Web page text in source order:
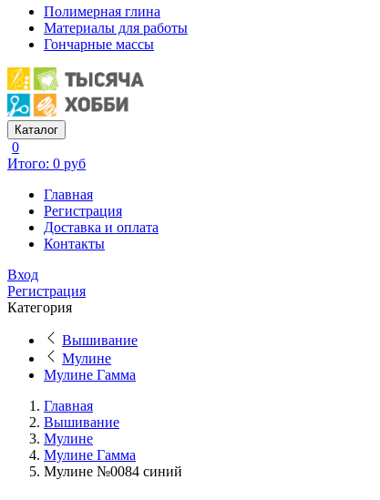
Полимерная глина
Материалы для работы
Гончарные массы
Каталог
0
Итого: 0 руб
Главная
Регистрация
Доставка и оплата
Контакты
Вход
Регистрация
Категория
Вышивание
Мулине
Мулине Гамма
Главная
Вышивание
Мулине
Мулине Гамма
Мулине №0084 синий